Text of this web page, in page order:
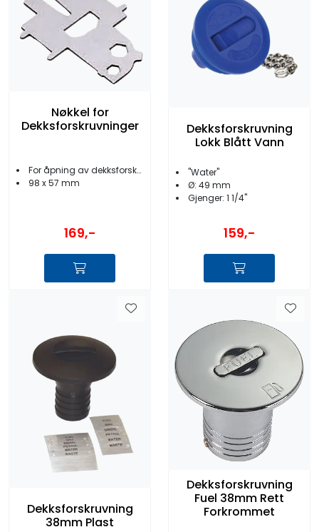
Nøkkel for
Dekksforskruvninger
For åpning av dekksforskruvning, sjakler m.m.
98 x 57 mm
169,-
Dekksforskruvning
Lokk Blått Vann
''Water''
Ø: 49 mm
Gjenger: 1 1/4''
159,-
Dekksforskruvning
38mm Plast
Dekksforskruvning
Fuel 38mm Rett
Forkrommet